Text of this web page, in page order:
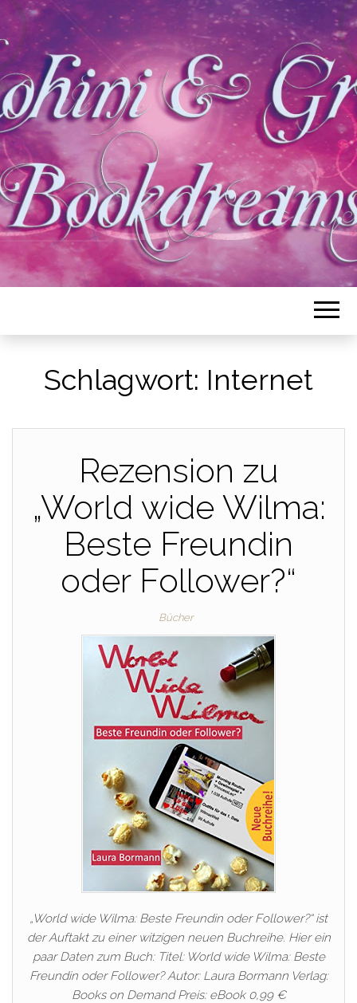
Schlagwort: Internet
Rezension zu
„World wide Wilma:
Beste Freundin
oder Follower?“
Bücher
„World wide Wilma: Beste Freundin oder Follower?“ ist
der Auftakt zu einer witzigen neuen Buchreihe. Hier ein
paar Daten zum Buch: Titel: World wide Wilma: Beste
Freundin oder Follower? Autor: Laura Bormann Verlag:
Books on Demand Preis: eBook 0,99 €